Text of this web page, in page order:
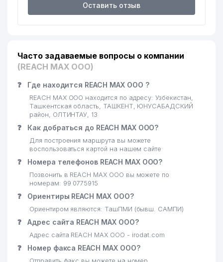
Оставить отзыв
Часто задаваемые вопросы о компании
(REACH MAX ООО)
❓ Где находится REACH MAX ООО ?
REACH MAX ООО находится по адресу: Узбекистан,
Ташкентская область, ТАШКЕНТ, ЮНУСАБАДСКИЙ
район, ОЛТИНТАУ, 13
❓ Как добраться до REACH MAX ООО?
Для построения маршрута вы можете
воспользоваться картой на нашем сайте
❓ Номера телефонов REACH MAX ООО?
Позвонить в REACH MAX ООО вы можете по
номерам: 99 0775915
❓ Ориентиры REACH MAX ООО?
Ориентиром являются: ТашПМИ (бывш. САМПИ)
❓ Адрес сайта REACH MAX ООО?
Адрес сайта REACH MAX ООО - irodat.com
❓ Номер факса REACH MAX ООО?